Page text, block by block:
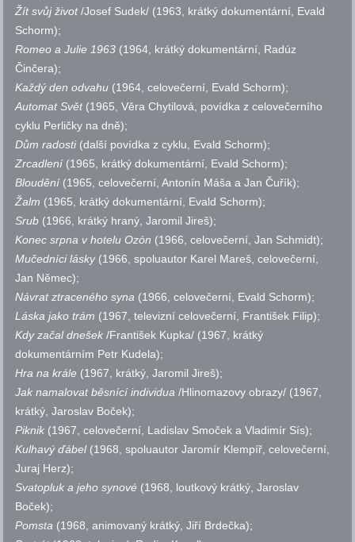
Žít svůj život/Josef Sudek/ (1963, krátký dokumentární, Evald
Schorm);
Romeo a Julie 1963 (1964, krátký dokumentární, Radúz
Činčera);
Každý den odvahu (1964, celovečerní, Evald Schorm);
Automat Svět(1965, Věra Chytilová, povídka z celovečerního
cyklu Perličky na dně);
Dům radosti (další povídka z cyklu, Evald Schorm);
Zrcadlení (1965, krátký dokumentární, Evald Schorm);
Bloudění(1965, celovečerní, Antonín Máša a Jan Čuřík);
Žalm (1965, krátký dokumentární, Evald Schorm);
Srub (1966, krátký hraný, Jaromil Jireš);
Konec srpna v hotelu Ozón (1966, celovečerní, Jan Schmidt);
Mučedníci lásky (1966, spoluautor Karel Mareš, celovečerní,
Jan Němec);
Návrat ztraceného syna (1966, celovečerní, Evald Schorm);
Láska jako trám (1967, televizní celovečerní, František Filip);
Kdy začal dnešek /František Kupka/ (1967, krátký
dokumentárním Petr Kudela);
Hra na krále (1967, krátký, Jaromil Jireš);
Jak namalovat běsnící individua /Hlinomazovy obrazy/ (1967,
krátký, Jaroslav Boček);
Piknik (1967, celovečerní, Ladislav Smoček a Vladimír Sís);
Kulhavý ďábel(1968, spoluautor Jaromír Klempíř, celovečerní,
Juraj Herz);
Svatopluk a jeho synové (1968, loutkový krátký, Jaroslav
Boček);
Pomsta (1968, animovaný krátký, Jiří Brdečka);